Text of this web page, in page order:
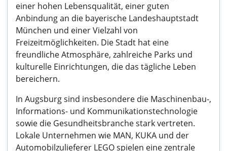
einer hohen Lebensqualität, einer guten
Anbindung an die bayerische Landeshauptstadt
München und einer Vielzahl von
Freizeitmöglichkeiten. Die Stadt hat eine
freundliche Atmosphäre, zahlreiche Parks und
kulturelle Einrichtungen, die das tägliche Leben
bereichern.
In Augsburg sind insbesondere die Maschinenbau-,
Informations- und Kommunikationstechnologie
sowie die Gesundheitsbranche stark vertreten.
Lokale Unternehmen wie MAN, KUKA und der
Automobilzulieferer LEGO spielen eine zentrale